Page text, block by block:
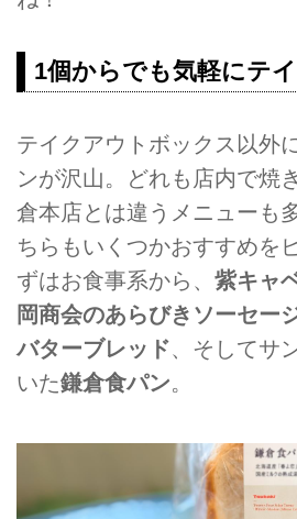
1個からでも気軽にテ
テイクアウトボックス以外
ンが沢山。どれも店内で焼
倉本店とは違うメニューも
ちらもいくつかおすすめを
ずはお食事系から、 紫キャ
岡商会のあらびきソーセー
バターブレッド、そしてサ
いた鎌倉食パン。